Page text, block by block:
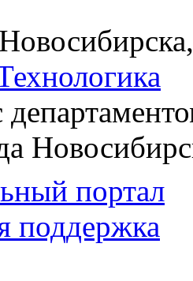
портал
поддержка